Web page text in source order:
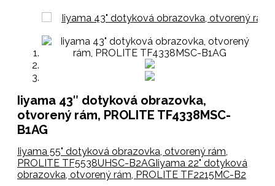
Iiyama 43″ dotyková obrazovka,
otvorený rám, PROLITE TF4338MSC-
B1AG
Iiyama 55" dotyková obrazovka, otvorený rám,
PROLITE TF5538UHSC-B2AGIiyama 22" dotyková
obrazovka, otvorený rám, PROLITE TF2215MC-B2